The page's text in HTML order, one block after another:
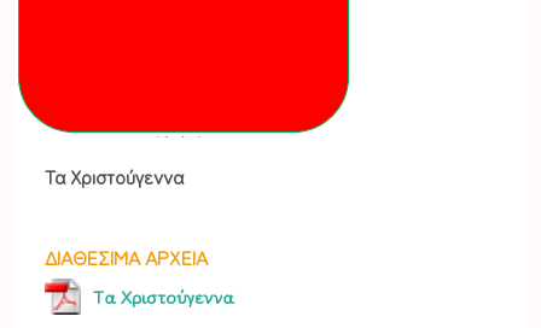
Τα Χριστούγεννα
ΔΙΑΘΕΣΙΜΑ ΑΡΧΕΙΑ
Τα Χριστούγεννα